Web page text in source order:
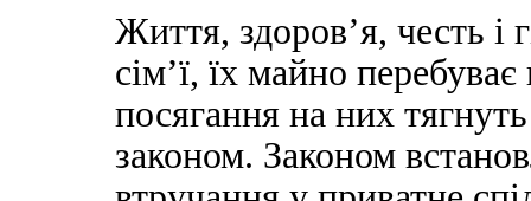
Життя, здоров’я, честь і
сім’ї, їх майно
посягання на них
законом. Законом